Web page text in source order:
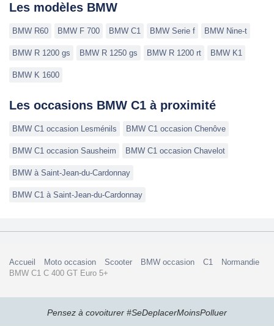
Les modèles BMW
BMW R60 BMW F 700 BMW C1 BMW Serie f BMW Nine-t
BMW R 1200 gs BMW R 1250 gs BMW R 1200 rt BMW K1
BMW K 1600
Les occasions BMW C1 à proximité
BMW C1 occasion Lesménils BMW C1 occasion Chenôve
BMW C1 occasion Sausheim BMW C1 occasion Chavelot
BMW à Saint-Jean-du-Cardonnay
BMW C1 à Saint-Jean-du-Cardonnay
Accueil Moto occasion Scooter BMW occasion C1
Normandie
BMW C1 C 400 GT Euro 5+
Pensez à covoiturer #SeDeplacerMoinsPolluer